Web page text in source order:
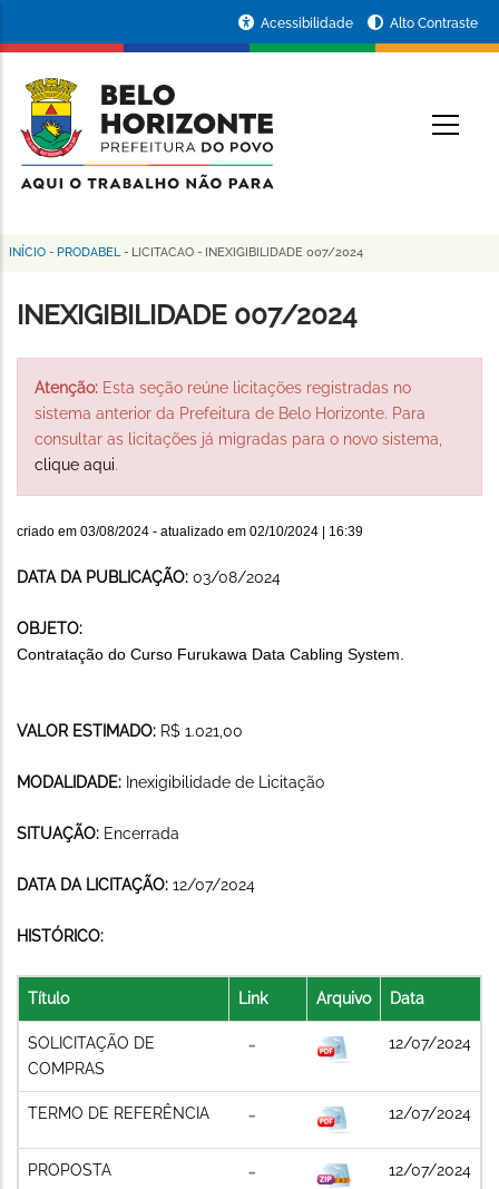
conteúdo
principal
da
Prefeitura
de
Horizonte
Acessibilidade Alto Contraste
Trilha
de
INÍCIO - PRODABEL - LICITACAO - INEXIGIBILIDADE 007/2024
INEXIGIBILIDADE 007/2024
Atenção: Esta seção reúne licitações registradas no
sistema anterior da Prefeitura de Belo Horizonte. Para
consultar as licitações já migradas para o novo sistema,
clique aqui.
criado em 03/08/2024 - atualizado em 02/10/2024 | 16:39
DATA DA PUBLICAÇÃO: 03/08/2024
OBJETO:
Contratação do Curso Furukawa Data Cabling System.
VALOR ESTIMADO: R$ 1.021,00
MODALIDADE: Inexigibilidade de Licitação
SITUAÇÃO: Encerrada
DATA DA LICITAÇÃO: 12/07/2024
HISTÓRICO:
Título Link Arquivo Data
SOLICITAÇÃO DE
COMPRAS
12/07/2024
TERMO DE REFERÊNCIA 12/07/2024
PROPOSTA 12/07/2024